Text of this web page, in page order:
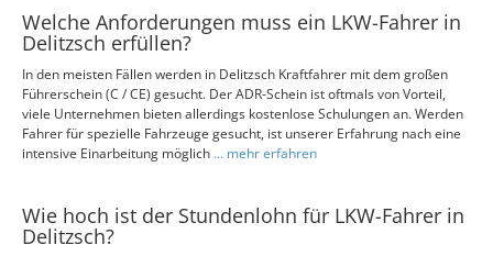
Welche Anforderungen muss ein LKW-Fahrer in
Delitzsch erfüllen?
In den meisten Fällen werden in Delitzsch Kraftfahrer mit dem großen
Führerschein (C / CE) gesucht. Der ADR-Schein ist oftmals von Vorteil,
viele Unternehmen bieten allerdings kostenlose Schulungen an. Werden
Fahrer für spezielle Fahrzeuge gesucht, ist unserer Erfahrung nach eine
intensive Einarbeitung möglich ... mehr erfahren
Wie hoch ist der Stundenlohn für LKW-Fahrer in
Delitzsch?